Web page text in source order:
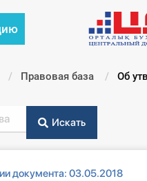
Правовая база Об
Искать
документа: 03.05.2018